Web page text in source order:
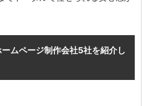
ムページ制作会社5社を紹介し